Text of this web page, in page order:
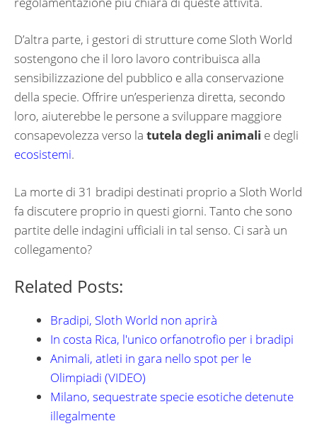
D’altra parte, i gestori di strutture come Sloth World
sostengono che il loro lavoro contribuisca alla
sensibilizzazione del pubblico e alla conservazione
della specie. Offrire un’esperienza diretta, secondo
loro, aiuterebbe le persone a sviluppare maggiore
consapevolezza verso la tutela degli animali e degli
ecosistemi.
La morte di 31 bradipi destinati proprio a Sloth World
fa discutere proprio in questi giorni. Tanto che sono
partite delle indagini ufficiali in tal senso. Ci sarà un
collegamento?
Related Posts:
Bradipi, Sloth World non aprirà
In costa Rica, l'unico orfanotrofio per i bradipi
Animali, atleti in gara nello spot per le
Olimpiadi (VIDEO)
Milano, sequestrate specie esotiche detenute
illegalmente